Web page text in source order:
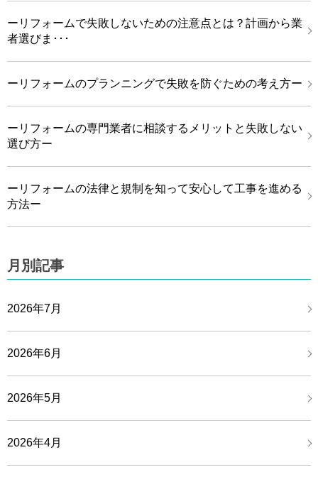
ーリフォームで失敗しないための注意点とは？計画から業
者選びま･･･
ーリフォームのプランニングで失敗を防ぐための考え方ー
ーリフォームの専門業者に相談するメリットと失敗しない
選び方ー
ーリフォームの法律と規制を知って安心して工事を進める
方法ー
月別記事
2026年7月
2026年6月
2026年5月
2026年4月